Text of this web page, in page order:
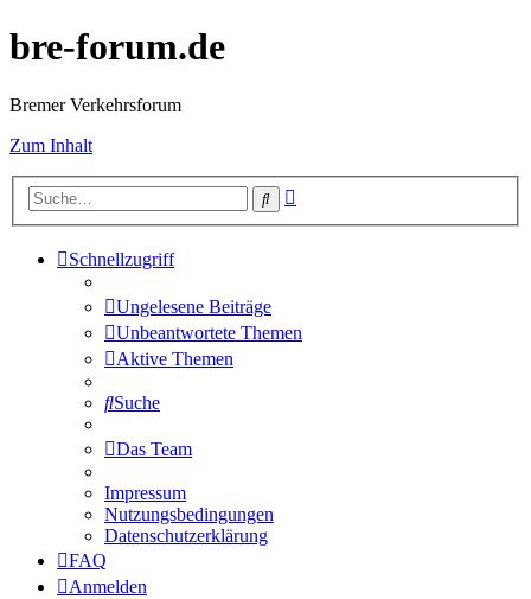
bre-forum.de
Bremer Verkehrsforum
Zum Inhalt
Suche
Schnellzugriff
Ungelesene Beiträge
Unbeantwortete Themen
Aktive Themen
Suche
Das Team
Impressum
Nutzungsbedingungen
Datenschutzerklärung
FAQ
Anmelden